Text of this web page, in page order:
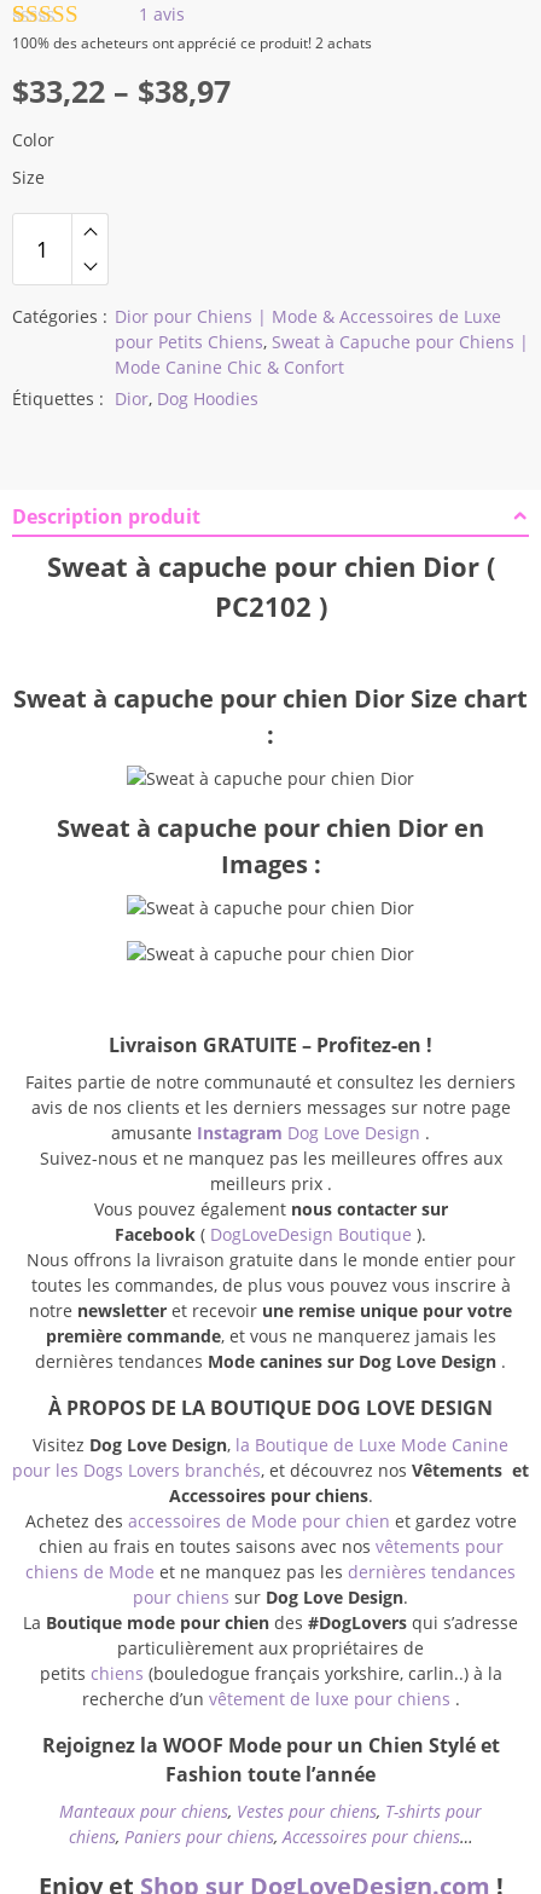
Noté5.00
sur
1
notation
client
1 avis
100%des acheteurs ont apprécié ce produit! 2 achats
$33,22 – $38,97
Plage
de
prix :
$38,97
Color
Size
Catégories : Dior pour Chiens | Mode & Accessoires de Luxe
pour Petits Chiens, Sweat à Capuche pour Chiens |
Mode Canine Chic & Confort
Étiquettes : Dior, Dog Hoodies
Description produit
Sweat à capuche pour chien Dior (
PC2102 )
Sweat à capuche pour chien Dior Size chart
:
Sweat à capuche pour chien Dior en
Images :
Livraison GRATUITE – Profitez-en !
Faites partie de notre communauté et consultez les derniers
avis de nos clients et les derniers messages sur notre page
amusante Instagram Dog Love Design .
Suivez-nous et ne manquez pas les meilleures offres aux
meilleurs prix .
Vous pouvez également nous contacter sur
Facebook ( DogLoveDesign Boutique ).
Nous offrons la livraison gratuite dans le monde entier pour
toutes les commandes, de plus vous pouvez vous inscrire à
notre newsletter et recevoir une remise unique pour votre
première commande, et vous ne manquerez jamais les
dernières tendances Mode canines sur Dog Love Design .
À PROPOS DE LA BOUTIQUE DOG LOVE DESIGN
Visitez Dog Love Design, la Boutique de Luxe Mode Canine
pour les Dogs Lovers branchés, et découvrez nos Vêtements et
Accessoires pour chiens.
Achetez des accessoires de Mode pour chien et gardez votre
chien au frais en toutes saisons avec nos vêtements pour
chiens de Mode et ne manquez pas les dernières tendances
pour chiens sur Dog Love Design.
La Boutique mode pour chien des #DogLovers qui s’adresse
particulièrement aux propriétaires de
petits chiens (bouledogue français yorkshire, carlin..) à la
recherche d’un vêtement de luxe pour chiens .
Rejoignez la WOOF Mode pour un Chien Stylé et
Fashion toute l’année
Manteaux pour chiens, Vestes pour chiens, T-shirts pour
chiens, Paniers pour chiens,Accessoires pour chiens…
Enjoy et Shop sur DogLoveDesign.com !